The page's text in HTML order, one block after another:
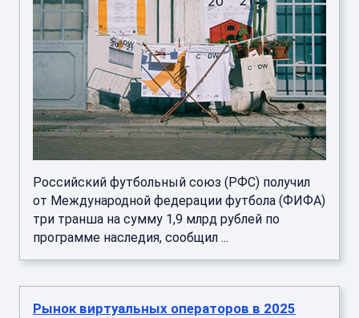
Российский футбольный союз (РФС) получил
от Международной федерации футбола (ФИФА)
три транша на сумму 1,9 млрд рублей по
программе наследия, сообщил ...
Рынок виртуальных операторов в 2025